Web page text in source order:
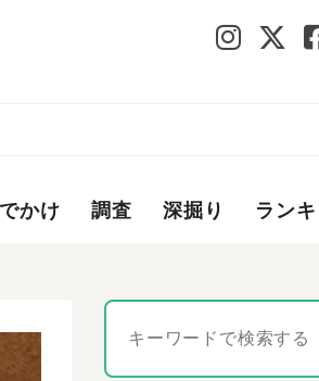
かけ 調査 深掘り ラン